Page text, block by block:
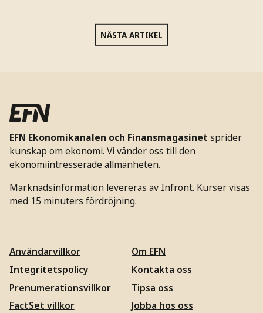
NÄSTA ARTIKEL
EFN Ekonomikanalen och Finansmagasinet sprider
kunskap om ekonomi. Vi vänder oss till den
ekonomiintresserade allmänheten.
Marknadsinformation levereras av Infront. Kurser visas
med 15 minuters fördröjning.
Användarvillkor
Integritetspolicy
Prenumerationsvillkor
FactSet villkor
Om EFN
Kontakta oss
Tipsa oss
Jobba hos oss